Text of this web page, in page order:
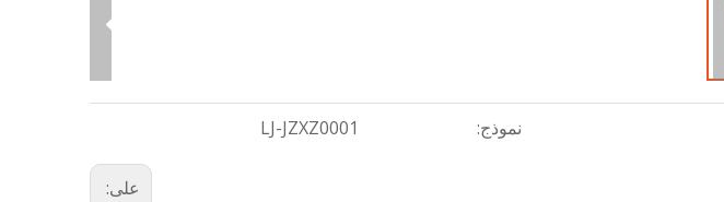
نموذج: LJ-JZXZ0001
على: